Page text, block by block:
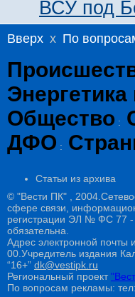
ВСУ под
Вверх x По
Общество :
ДФО :
Статьи из архива
© "Вести ПК" ,
сфере связи,
регистрации ЭЛ № ФС 77 -
обязательна.
Адрес электронной
00.Учредитель издания
“16+” dk@vestipk.ru
Региональный проект
По вопросам рекламы: